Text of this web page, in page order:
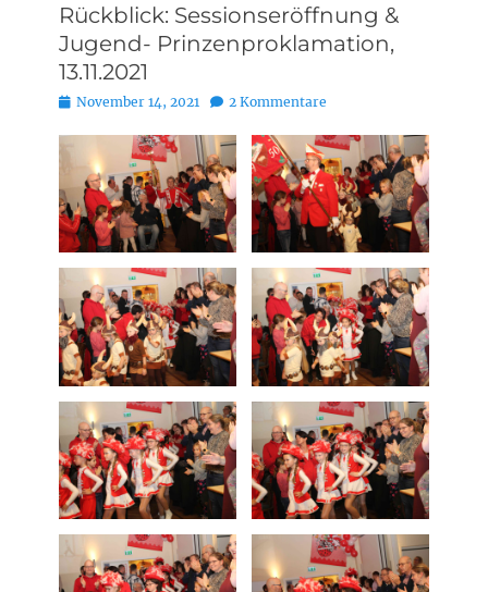
Rückblick: Sessionseröffnung &
Jugend- Prinzenproklamation,
13.11.2021
Posted
November 14, 2021 2 Kommentare